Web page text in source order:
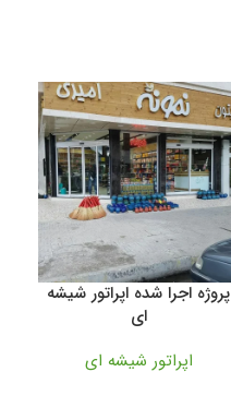
پروژه اجرا شده اپراتور شیشه
ای
اپراتور شیشه ای